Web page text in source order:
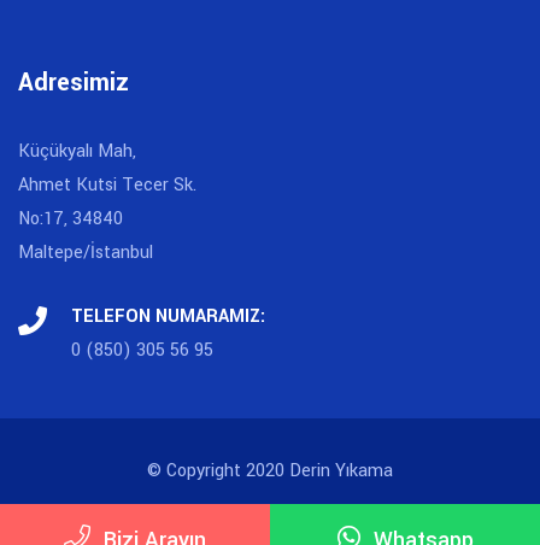
Adresimiz
Küçükyalı Mah,
Ahmet Kutsi Tecer Sk.
No:17, 34840
Maltepe/İstanbul
TELEFON NUMARAMIZ:
0 (850) 305 56 95
© Copyright 2020 Derin Yıkama